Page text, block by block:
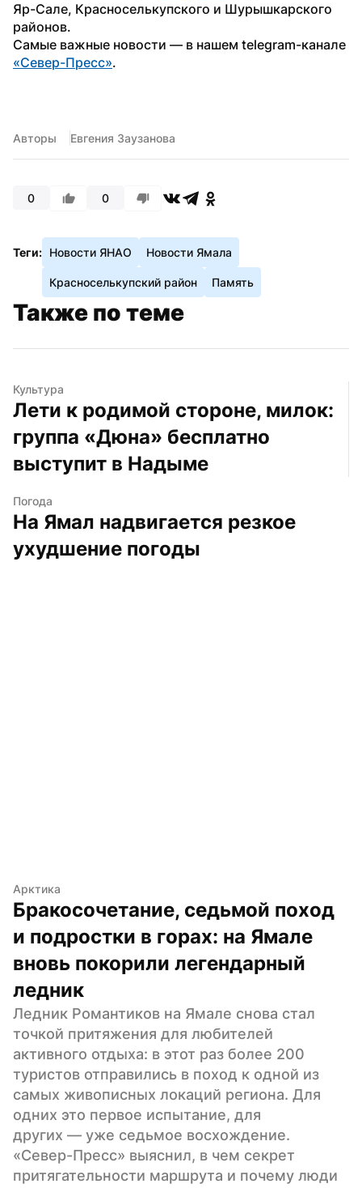
Яр-Сале, Красноселькупского и Шурышкарского
районов.
«Север-Пресс».
Авторы Евгения Заузанова
0 0
Теги: Новости ЯНАО Новости Ямала
Красноселькупский район Память
Также по теме
Культура
Лети к родимой стороне, милок:
группа «Дюна» бесплатно
выступит в Надыме
Погода
На Ямал надвигается резкое
ухудшение погоды
Арктика
Бракосочетание, седьмой поход
и подростки в горах: на Ямале
вновь покорили легендарный
ледник
Ледник Романтиков на Ямале снова стал
точкой притяжения для любителей
активного отдыха: в этот раз более 200
туристов отправились в поход к одной из
самых живописных локаций региона. Для
одних это первое испытание, для
других — уже седьмое восхождение.
«Север-Пресс» выяснил, в чем секрет
притягательности маршрута и почему люди